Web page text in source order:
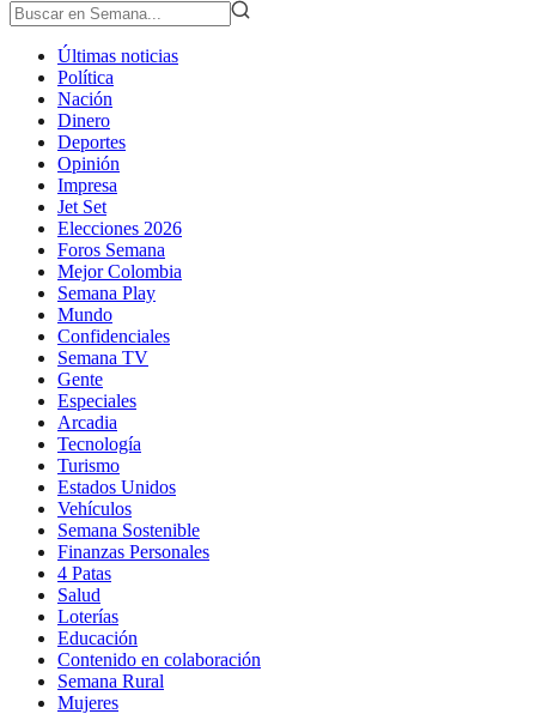
Últimas noticias
Política
Nación
Dinero
Deportes
Opinión
Impresa
Jet Set
Elecciones 2026
Foros Semana
Mejor Colombia
Semana Play
Mundo
Confidenciales
Semana TV
Gente
Especiales
Arcadia
Tecnología
Turismo
Estados Unidos
Vehículos
Semana Sostenible
Finanzas Personales
4 Patas
Salud
Loterías
Educación
Contenido en colaboración
Semana Rural
Mujeres